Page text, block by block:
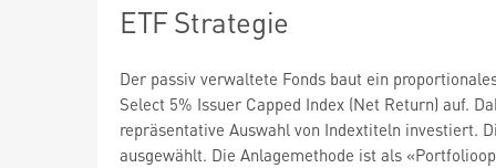
ETF Strategie
Der passiv verwaltete Fonds baut ein
Select 5% Issuer Capped Index (Net Return) auf.
repräsentative Auswahl von Indextiteln investiert.
ausgewählt. Die Anlagemethode ist als